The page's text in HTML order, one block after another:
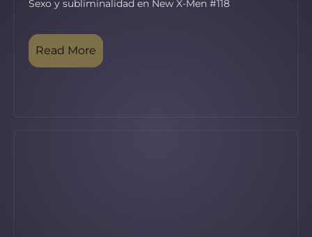
Sexo y subliminalidad en New X-Men #118
Read More